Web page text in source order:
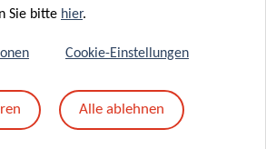
at
report the
knowledge on
immune-
Sie bitte hier.
Cookie-Einstellungen
Alle ablehnen